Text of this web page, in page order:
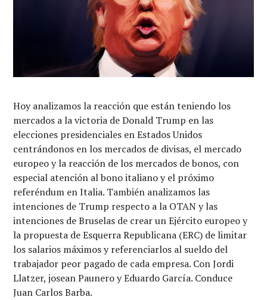
Hoy analizamos la reacción que están teniendo los
mercados a la victoria de Donald Trump en las
elecciones presidenciales en Estados Unidos
centrándonos en los mercados de divisas, el mercado
europeo y la reacción de los mercados de bonos, con
especial atención al bono italiano y el próximo
referéndum en Italia. También analizamos las
intenciones de Trump respecto a la OTAN y las
intenciones de Bruselas de crear un Ejército europeo y
la propuesta de Esquerra Republicana (ERC) de limitar
los salarios máximos y referenciarlos al sueldo del
trabajador peor pagado de cada empresa. Con Jordi
Llatzer, josean Paunero y Eduardo García. Conduce
Juan Carlos Barba.